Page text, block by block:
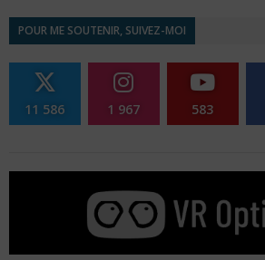
POUR ME SOUTENIR, SUIVEZ-MOI
11 586 1 967 583